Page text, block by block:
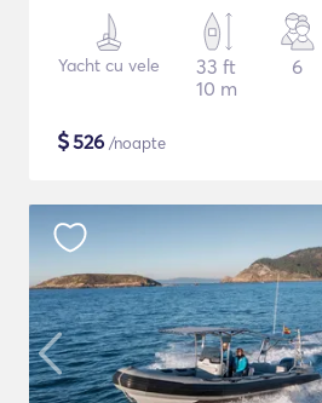
Yacht cu vele
33 ft
10 m
6
$526 /noapte